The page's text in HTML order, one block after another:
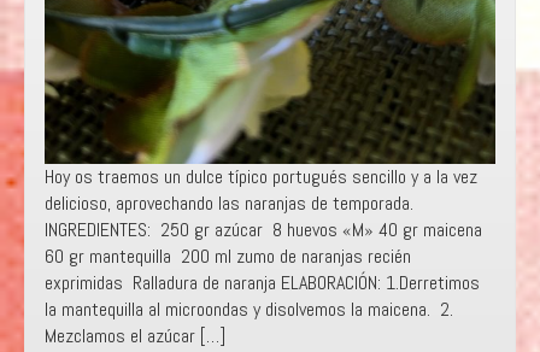
Hoy os traemos un dulce típico portugués sencillo y a la vez
delicioso, aprovechando las naranjas de temporada.
INGREDIENTES: 250 gr azúcar 8 huevos «M» 40 gr maicena
60 gr mantequilla 200 ml zumo de naranjas recién
exprimidas Ralladura de naranja ELABORACIÓN: 1.Derretimos
la mantequilla al microondas y disolvemos la maicena. 2.
Mezclamos el azúcar […]